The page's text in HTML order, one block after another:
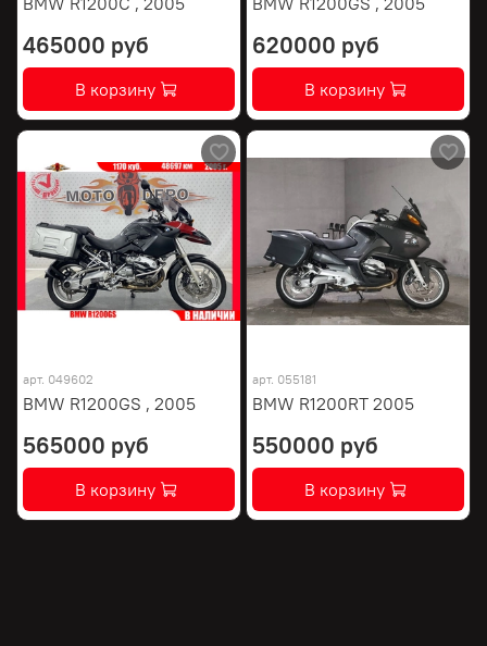
465000 руб
В корзину
620000 руб
В корзину
арт. 049602
BMW R1200GS , 2005
565000 руб
В корзину
арт. 055181
BMW R1200RT 2005
550000 руб
В корзину